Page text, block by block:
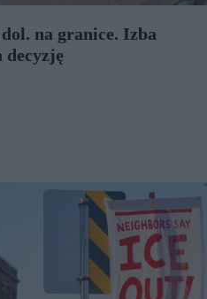
na granice. Izba
decyzję